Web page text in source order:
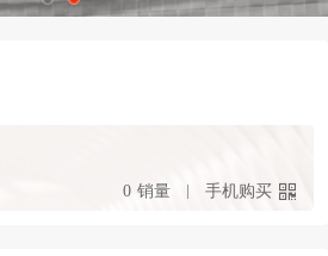
0 销量 手机购买